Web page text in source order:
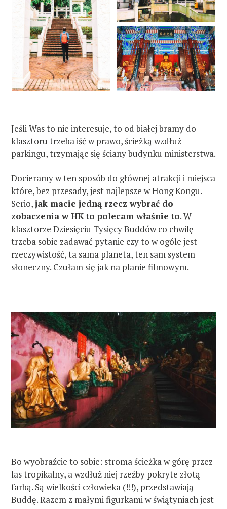
Jeśli Was to nie interesuje, to od białej bramy do
klasztoru trzeba iść w prawo, ścieżką wzdłuż
parkingu, trzymając się ściany budynku ministerstwa.
Docieramy w ten sposób do głównej atrakcji i miejsca
które, bez przesady, jest najlepsze w Hong Kongu.
Serio,jak macie jedną rzecz wybrać do
zobaczenia w HK to polecam właśnie to. W
klasztorze Dziesięciu Tysięcy Buddów co chwilę
trzeba sobie zadawać pytanie czy to w ogóle jest
rzeczywistość, ta sama planeta, ten sam system
słoneczny. Czułam się jak na planie filmowym.
Bo wyobraźcie to sobie: stroma ścieżka w górę przez
las tropikalny, a wzdłuż niej rzeźby pokryte złotą
farbą. Są wielkości człowieka (!!!), przedstawiają
Buddę. Razem z małymi figurkami w świątyniach jest